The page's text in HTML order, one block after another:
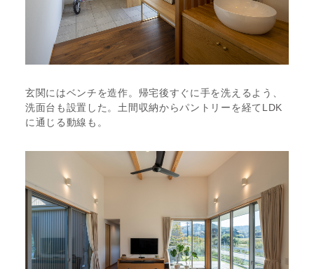
玄関にはベンチを造作。帰宅後すぐに手を洗えるよう、
洗面台も設置した。土間収納からパントリーを経てLDK
に通じる動線も。